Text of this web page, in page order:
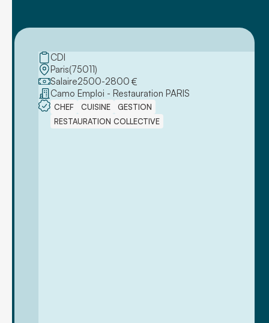
CDI
Paris(75011)
Salaire2500-2800 €
Camo Emploi - Restauration PARIS
CHEF CUISINE
GESTION
RESTAURATION COLLECTIVE